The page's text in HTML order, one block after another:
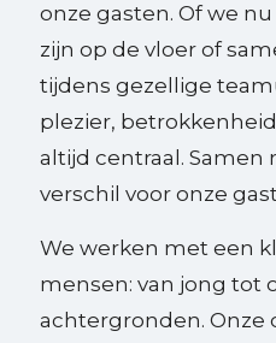
onze gasten. Of we
zijn op de vloer of
tijdens gezellige
plezier,
altijd centraal. Samen
verschil voor onze
We werken met een
mensen: van jong tot
achtergronden. Onze